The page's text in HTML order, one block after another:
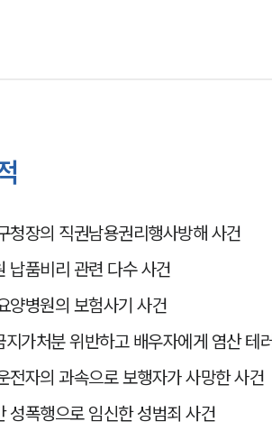
청장의 직권남용권리행사방해 사건
납품비리 관련 다수 사건
양병원의 보험사기 사건
지가처분 위반하고 배우자에게 염산 테
전자의 과속으로 보행자가 사망한 사건
성폭행으로 임신한 성범죄 사건